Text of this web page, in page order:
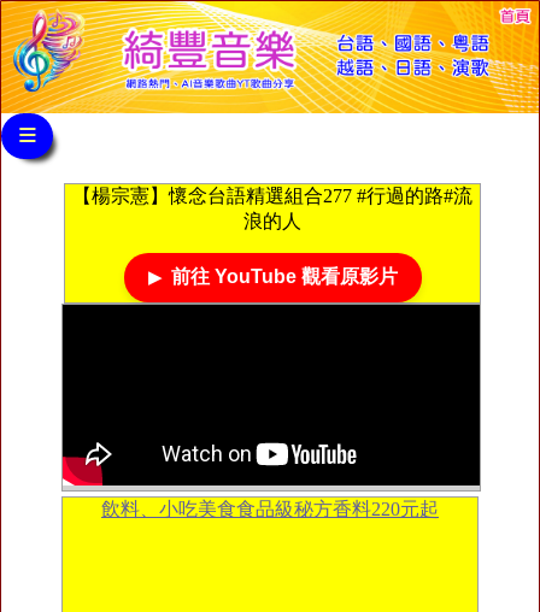
≡
【楊宗憲】懷念台語精選組合277 #行過的路#流
浪的人
前往 YouTube 觀看原影片
飲料、小吃美食食品級秘方香料220元起